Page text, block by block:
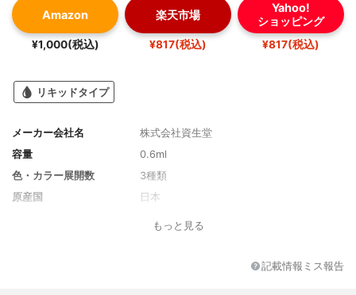
Amazon
¥1,000(税込)
楽天市場
¥817(税込)
Yahoo!
ショッピング
¥817(税込)
リキッドタイプ
メーカー会社名
株式会社資生堂
容量
0.6ml
色・カラー展開数
3種類
原産国
日本
もっと見る
記載情報ミス報告